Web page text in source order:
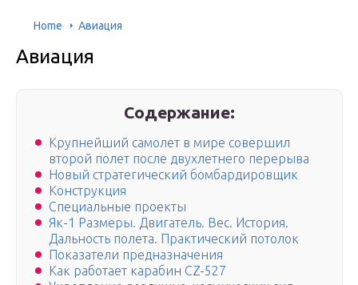
Home Авиация
Авиация
Содержание:
Крупнейший самолет в мире совершил
второй полет после двухлетнего перерыва
Новый стратегический бомбардировщик
Конструкция
Специальные проекты
Як-1 Размеры. Двигатель. Вес. История.
Дальность полета. Практический потолок
Показатели предназначения
Как работает карабин CZ-527